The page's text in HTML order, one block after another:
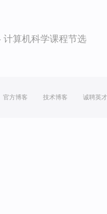
计算机科学课程节选
官方博客 技术博客 诚聘英才